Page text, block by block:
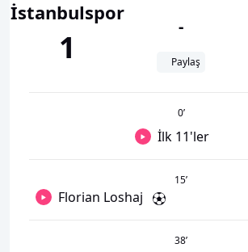
İstanbulspor
1
-
Paylaş
0’
İlk 11'ler
15’
Florian Loshaj
38’